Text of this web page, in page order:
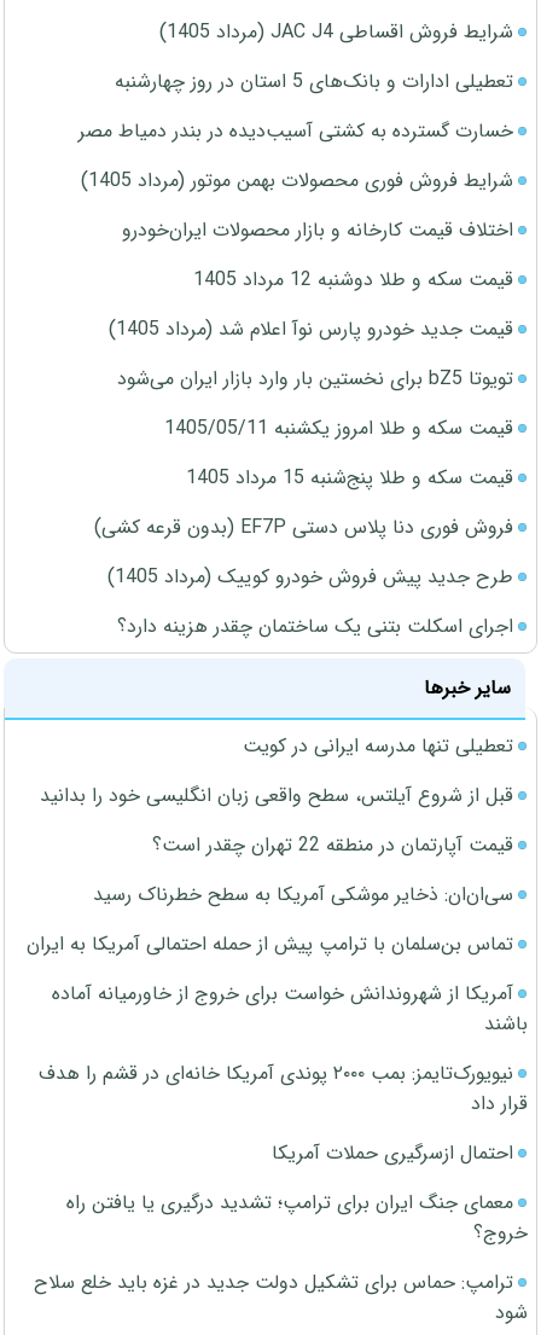
شرایط فروش اقساطی JAC J4 (مرداد 1405)
تعطیلی ادارات و بانک‌های 5 استان در روز چهارشنبه
خسارت گسترده به کشتی آسیب‌دیده در بندر دمیاط مصر
شرایط فروش فوری محصولات بهمن موتور (مرداد 1405)
اختلاف قیمت کارخانه و بازار محصولات ایران‌خودرو
قیمت سکه و طلا دوشنبه 12 مرداد 1405
قیمت جدید خودرو پارس نوآ اعلام شد (مرداد 1405)
تویوتا bZ5 برای نخستین بار وارد بازار ایران می‌شود
قیمت سکه و طلا امروز یکشنبه 1405/05/11
قیمت سکه و طلا پنج‌شنبه 15 مرداد 1405
فروش فوری دنا پلاس دستی EF7P (بدون قرعه کشی)
طرح جدید پیش فروش خودرو کوییک (مرداد 1405)
اجرای اسکلت بتنی یک ساختمان چقدر هزینه دارد؟
سایر خبرها
تعطیلی تنها مدرسه ایرانی در کویت
قبل از شروع آیلتس، سطح واقعی زبان انگلیسی خود را بدانید
قیمت آپارتمان در منطقه 22 تهران چقدر است؟
سی‌ان‌ان: ذخایر موشکی آمریکا به سطح خطرناک رسید
تماس بن‌سلمان با ترامپ پیش از حمله احتمالی آمریکا به ایران
آمریکا از شهروندانش خواست برای خروج از خاورمیانه آماده
باشند
نیویورک‌تایمز: بمب ۲۰۰۰ پوندی آمریکا خانه‌ای در قشم را هدف
قرار داد
احتمال ازسرگیری حملات آمریکا
معمای جنگ ایران برای ترامپ؛ تشدید درگیری یا یافتن راه
خروج؟
ترامپ: حماس برای تشکیل دولت جدید در غزه باید خلع سلاح
شود